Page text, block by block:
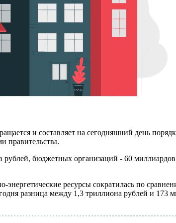
и составляет на сегодняшний день
правительства.
бюджетных организаций - 60
энергетические ресурсы сократилась по
разница между 1,3 триллиона рублей и 173